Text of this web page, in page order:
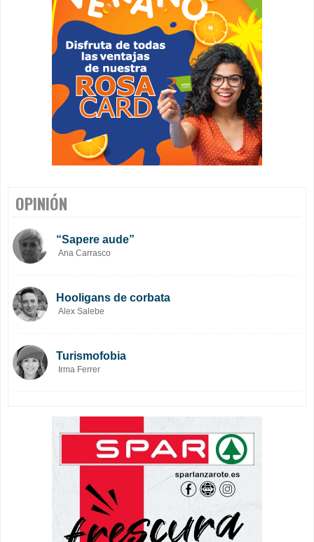
OPINIÓN
“Sapere aude”
Ana Carrasco
Hooligans de corbata
Alex Salebe
Turismofobia
Irma Ferrer